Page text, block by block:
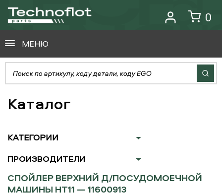
0
МЕНЮ
Каталог
КАТЕГОРИИ
ПРОИЗВОДИТЕЛИ
СПОЙЛЕР ВЕРХНИЙ Д/ПОСУДОМОЕЧНОЙ
МАШИНЫ HT11 — 11600913